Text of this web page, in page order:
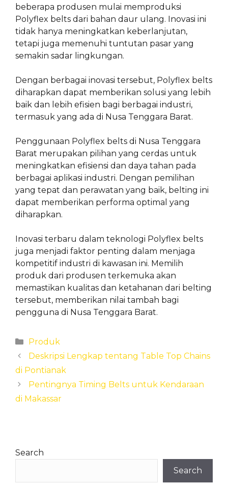
beberapa produsen mulai memproduksi
Polyflex belts dari bahan daur ulang. Inovasi ini
tidak hanya meningkatkan keberlanjutan,
tetapi juga memenuhi tuntutan pasar yang
semakin sadar lingkungan.
Dengan berbagai inovasi tersebut, Polyflex belts
diharapkan dapat memberikan solusi yang lebih
baik dan lebih efisien bagi berbagai industri,
termasuk yang ada di Nusa Tenggara Barat.
Penggunaan Polyflex belts di Nusa Tenggara
Barat merupakan pilihan yang cerdas untuk
meningkatkan efisiensi dan daya tahan pada
berbagai aplikasi industri. Dengan pemilihan
yang tepat dan perawatan yang baik, belting ini
dapat memberikan performa optimal yang
diharapkan.
Inovasi terbaru dalam teknologi Polyflex belts
juga menjadi faktor penting dalam menjaga
kompetitif industri di kawasan ini. Memilih
produk dari produsen terkemuka akan
memastikan kualitas dan ketahanan dari belting
tersebut, memberikan nilai tambah bagi
pengguna di Nusa Tenggara Barat.
Categories
Produk
Deskripsi Lengkap tentang Table Top Chains
di Pontianak
Pentingnya Timing Belts untuk Kendaraan
di Makassar
Search
Search